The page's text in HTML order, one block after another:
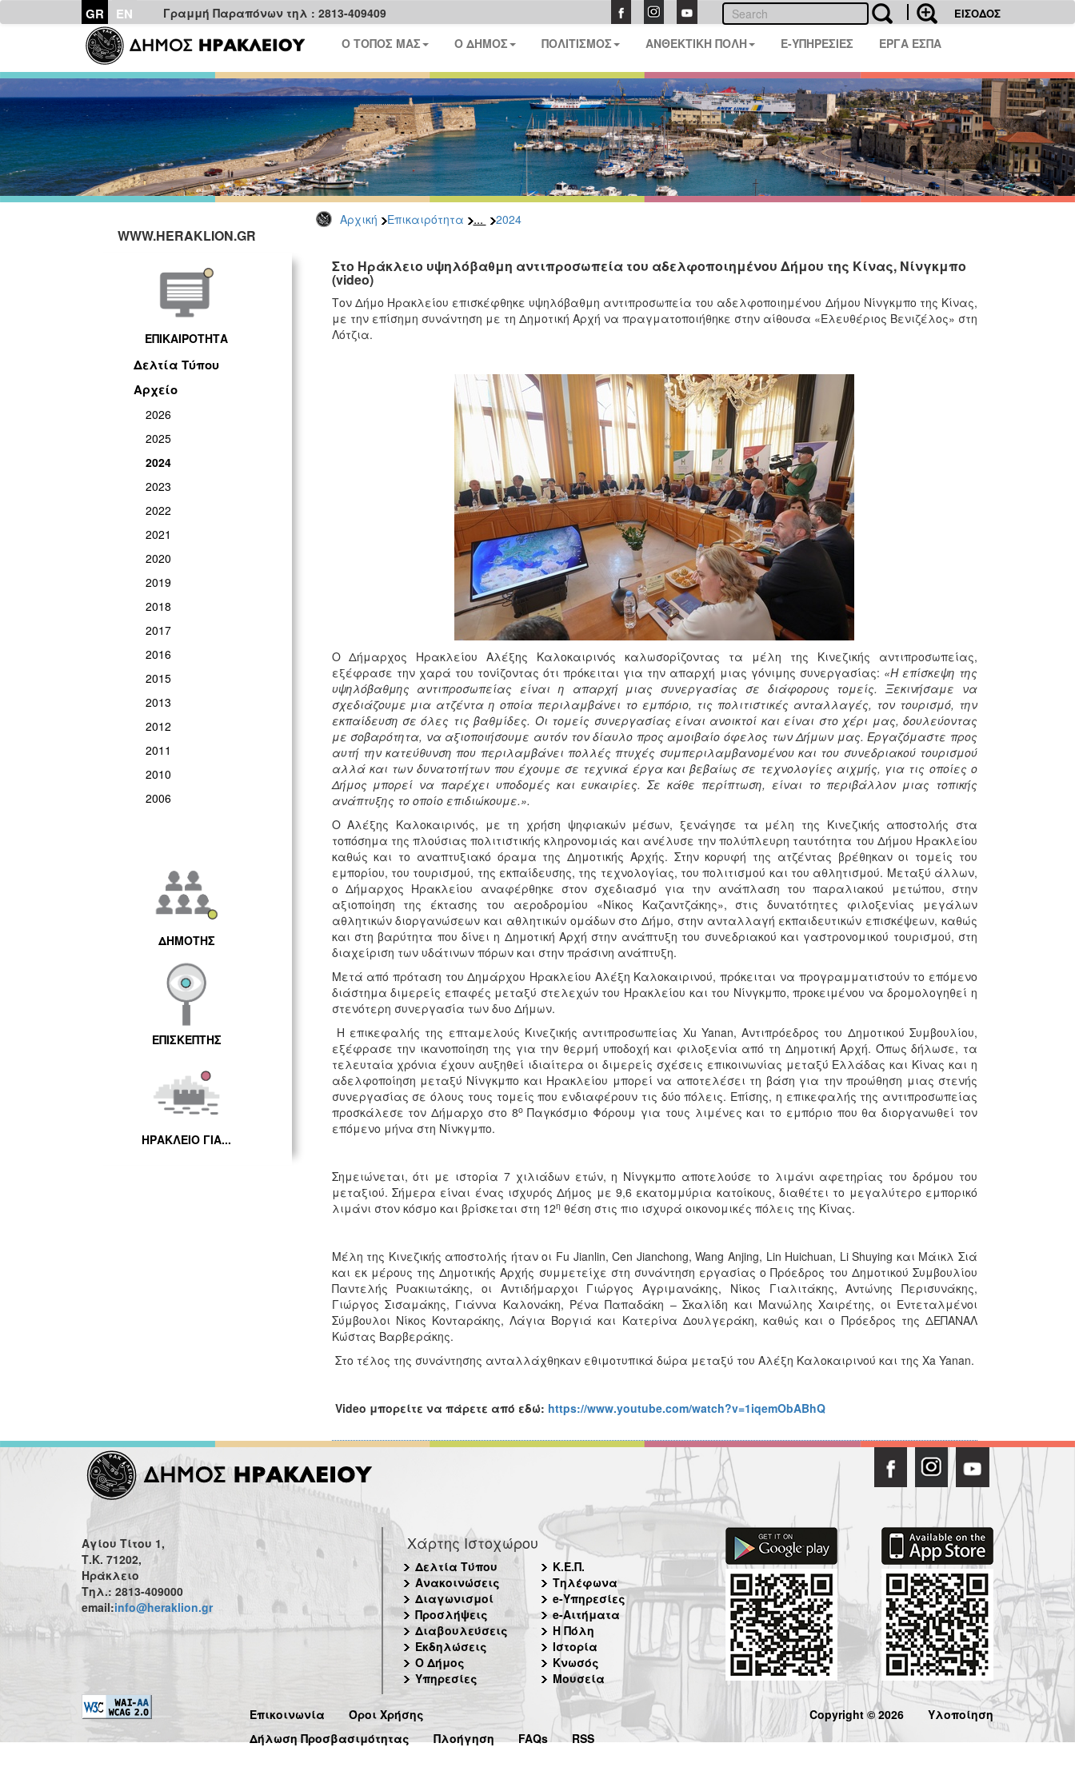
GR EN Γραμμή Παραπόνων τηλ : 2813-409409 ΕΙΣΟΔΟΣ
Ο ΤΟΠΟΣ ΜΑΣ Ο ΔΗΜΟΣ ΠΟΛΙΤΙΣΜΟΣ ΑΝΘΕΚΤΙΚΗ ΠΟΛΗ E-ΥΠΗΡΕΣΙΕΣ ΕΡΓΑ ΕΣΠΑ
Αρχική Επικαιρότητα ... 2024
WWW.HERAKLION.GR
ΕΠΙΚΑΙΡΟΤΗΤΑ
Δελτία Τύπου
Αρχείο
2026
2025
2024
2023
2022
2021
2020
2019
2018
2017
2016
2015
2013
2012
2011
2010
2006
ΔΗΜΟΤΗΣ
ΕΠΙΣΚΕΠΤΗΣ
ΗΡΑΚΛΕΙΟ ΓΙΑ...
Στο Ηράκλειο υψηλόβαθμη αντιπροσωπεία του αδελφοποιημένου Δήμου της Κίνας, Νίνγκμπο
(video)
Τον Δήμο Ηρακλείου επισκέφθηκε υψηλόβαθμη αντιπροσωπεία του αδελφοποιημένου Δήμου Νίνγκμπο της Κίνας,
με την επίσημη συνάντηση με τη Δημοτική Αρχή να πραγματοποιήθηκε στην αίθουσα «Ελευθέριος Βενιζέλος» στη
Λότζια.
Ο Δήμαρχος Ηρακλείου Αλέξης Καλοκαιρινός καλωσορίζοντας τα μέλη της Κινεζικής αντιπροσωπείας,
εξέφρασε την χαρά του τονίζοντας ότι πρόκειται για την απαρχή μιας γόνιμης συνεργασίας: «Η επίσκεψη της
υψηλόβαθμης αντιπροσωπείας είναι η απαρχή μιας συνεργασίας σε διάφορους τομείς. Ξεκινήσαμε να
σχεδιάζουμε μια ατζέντα η οποία περιλαμβάνει το εμπόριο, τις πολιτιστικές ανταλλαγές, τον τουρισμό, την
εκπαίδευση σε όλες τις βαθμίδες. Οι τομείς συνεργασίας είναι ανοικτοί και είναι στο χέρι μας, δουλεύοντας
με σοβαρότητα, να αξιοποιήσουμε αυτόν τον δίαυλο προς αμοιβαίο όφελος των Δήμων μας. Εργαζόμαστε προς
αυτή την κατεύθυνση που περιλαμβάνει πολλές πτυχές συμπεριλαμβανομένου και του συνεδριακού τουρισμού
αλλά και των δυνατοτήτων που έχουμε σε τεχνικά έργα και βεβαίως σε τεχνολογίες αιχμής, για τις οποίες ο
Δήμος μπορεί να παρέχει υποδομές και ευκαιρίες. Σε κάθε περίπτωση, είναι το περιβάλλον μιας τοπικής
ανάπτυξης το οποίο επιδιώκουμε.».
Ο Αλέξης Καλοκαιρινός, με τη χρήση ψηφιακών μέσων, ξενάγησε τα μέλη της Κινεζικής αποστολής στα
τοπόσημα της πλούσιας πολιτιστικής κληρονομιάς και ανέλυσε την πολύπλευρη ταυτότητα του Δήμου Ηρακλείου
καθώς και το αναπτυξιακό όραμα της Δημοτικής Αρχής. Στην κορυφή της ατζέντας βρέθηκαν οι τομείς του
εμπορίου, του τουρισμού, της εκπαίδευσης, της τεχνολογίας, του πολιτισμού και του αθλητισμού. Μεταξύ άλλων,
ο Δήμαρχος Ηρακλείου αναφέρθηκε στον σχεδιασμό για την ανάπλαση του παραλιακού μετώπου, στην
αξιοποίηση της έκτασης του αεροδρομίου «Νίκος Καζαντζάκης», στις δυνατότητες φιλοξενίας μεγάλων
αθλητικών διοργανώσεων και αθλητικών ομάδων στο Δήμο, στην ανταλλαγή εκπαιδευτικών επισκέψεων, καθώς
και στη βαρύτητα που δίνει η Δημοτική Αρχή στην ανάπτυξη του συνεδριακού και γαστρονομικού τουρισμού, στη
διαχείριση των υδάτινων πόρων και στην πράσινη ανάπτυξη.
Μετά από πρόταση του Δημάρχου Ηρακλείου Αλέξη Καλοκαιρινού, πρόκειται να προγραμματιστούν το επόμενο
διάστημα διμερείς επαφές μεταξύ στελεχών του Ηρακλείου και του Νίνγκμπο, προκειμένου να δρομολογηθεί η
στενότερη συνεργασία των δυο Δήμων.
Η επικεφαλής της επταμελούς Κινεζικής αντιπροσωπείας Xu Yanan, Αντιπρόεδρος του Δημοτικού Συμβουλίου,
εξέφρασε την ικανοποίηση της για την θερμή υποδοχή και φιλοξενία από τη Δημοτική Αρχή. Όπως δήλωσε, τα
τελευταία χρόνια έχουν αυξηθεί ιδιαίτερα οι διμερείς σχέσεις επικοινωνίας μεταξύ Ελλάδας και Κίνας και η
αδελφοποίηση μεταξύ Νίνγκμπο και Ηρακλείου μπορεί να αποτελέσει τη βάση για την προώθηση μιας στενής
συνεργασίας σε όλους τους τομείς που ενδιαφέρουν τις δύο πόλεις. Επίσης, η επικεφαλής της αντιπροσωπείας
προσκάλεσε τον Δήμαρχο στο 8οΠαγκόσμιο Φόρουμ για τους λιμένες και το εμπόριο που θα διοργανωθεί τον
επόμενο μήνα στη Νίνκγμπο.
Σημειώνεται, ότι με ιστορία 7 χιλιάδων ετών, η Νίνγκμπο αποτελούσε το λιμάνι αφετηρίας του δρόμου του
μεταξιού. Σήμερα είναι ένας ισχυρός Δήμος με 9,6 εκατομμύρια κατοίκους, διαθέτει το μεγαλύτερο εμπορικό
λιμάνι στον κόσμο και βρίσκεται στη 12η θέση στις πιο ισχυρά οικονομικές πόλεις της Κίνας.
Μέλη της Κινεζικής αποστολής ήταν οι Fu Jianlin, Cen Jianchong, Wang Anjing, Lin Huichuan, Li Shuying και Μάικλ Σιά
και εκ μέρους της Δημοτικής Αρχής συμμετείχε στη συνάντηση εργασίας ο Πρόεδρος του Δημοτικού Συμβουλίου
Παντελής Ρυακιωτάκης, οι Αντιδήμαρχοι Γιώργος Αγριμανάκης, Νίκος Γιαλιτάκης, Αντώνης Περισυνάκης,
Γιώργος Σισαμάκης, Γιάννα Καλονάκη, Ρένα Παπαδάκη – Σκαλίδη και Μανώλης Χαιρέτης, οι Εντεταλμένοι
Σύμβουλοι Νίκος Κονταράκης, Λάγια Βοργιά και Κατερίνα Δουλγεράκη, καθώς και ο Πρόεδρος της ΔΕΠΑΝΑΛ
Κώστας Βαρβεράκης.
Στο τέλος της συνάντησης ανταλλάχθηκαν εθιμοτυπικά δώρα μεταξύ του Αλέξη Καλοκαιρινού και της Xa Yanan.
Video μπορείτε να πάρετε από εδώ: https://www.youtube.com/watch?v=1iqemObABhQ
Αγίου Τίτου 1,
Τ.Κ. 71202,
Ηράκλειο
Τηλ.: 2813-409000
email:info@heraklion.gr
Χάρτης Ιστοχώρου
Δελτία Τύπου
Ανακοινώσεις
Διαγωνισμοί
Προσλήψεις
Διαβουλεύσεις
Εκδηλώσεις
Ο Δήμος
Υπηρεσίες
Κ.Ε.Π.
Τηλέφωνα
e-Υπηρεσίες
e-Αιτήματα
Η Πόλη
Ιστορία
Κνωσός
Μουσεία
Επικοινωνία
Όροι Χρήσης
Δήλωση Προσβασιμότητας
Πλοήγηση FAQs RSS
Copyright © 2026 Υλοποίηση